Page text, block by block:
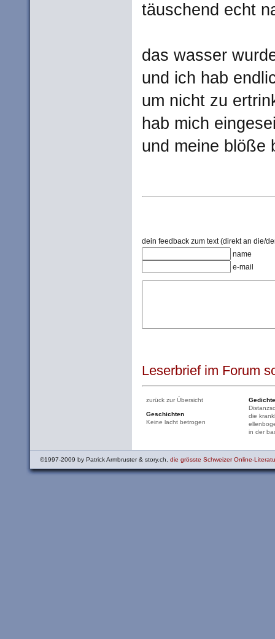
täuschend echt
das wasser
und ich hab
um nicht zu
hab mich
und meine blöße
dein feedback zum text (direkt an die/
name
e-mail
Leserbrief im Forum
zurück zur Übersicht
Geschichten
Keine lacht betrogen
Gedichte
die
in der
©1997-2009 by Patrick Armbruster & story.ch, die grösste Schweizer Online-